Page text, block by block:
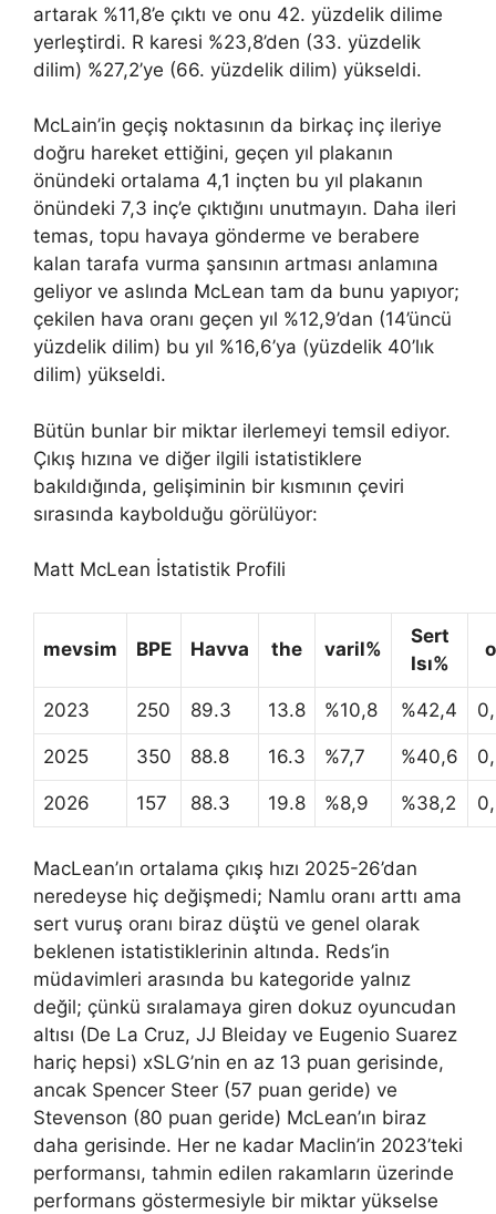
artarak %11,8’e çıktı ve onu 42. yüzdelik dilime
yerleştirdi. R karesi %23,8’den (33. yüzdelik
dilim) %27,2’ye (66. yüzdelik dilim) yükseldi.
McLain’in geçiş noktasının da birkaç inç ileriye
doğru hareket ettiğini, geçen yıl plakanın
önündeki ortalama 4,1 inçten bu yıl plakanın
önündeki 7,3 inç’e çıktığını unutmayın. Daha ileri
temas, topu havaya gönderme ve berabere
kalan tarafa vurma şansının artması anlamına
geliyor ve aslında McLean tam da bunu yapıyor;
çekilen hava oranı geçen yıl %12,9’dan (14’üncü
yüzdelik dilim) bu yıl %16,6’ya (yüzdelik 40’lık
dilim) yükseldi.
Bütün bunlar bir miktar ilerlemeyi temsil ediyor.
Çıkış hızına ve diğer ilgili istatistiklere
bakıldığında, gelişiminin bir kısmının çeviri
sırasında kaybolduğu görülüyor:
Matt McLean İstatistik Profili
mevsim BPE Havva the varil%
Sert
Isı%
2023 250 89.3 13.8 %10,8 %42,4
2025 350 88.8 16.3 %7,7 %40,6
2026 157 88.3 19.8 %8,9 %38,2
MacLean’ın ortalama çıkış hızı 2025-26’dan
neredeyse hiç değişmedi; Namlu oranı arttı ama
sert vuruş oranı biraz düştü ve genel olarak
beklenen istatistiklerinin altında. Reds’in
müdavimleri arasında bu kategoride yalnız
değil; çünkü sıralamaya giren dokuz oyuncudan
altısı (De La Cruz, JJ Bleiday ve Eugenio Suarez
hariç hepsi) xSLG’nin en az 13 puan gerisinde,
ancak Spencer Steer (57 puan geride) ve
Stevenson (80 puan geride) McLean’ın biraz
daha gerisinde. Her ne kadar Maclin’in 2023’teki
performansı, tahmin edilen rakamların üzerinde
performans göstermesiyle bir miktar yükselse